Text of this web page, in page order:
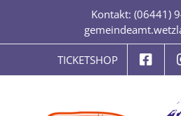
springen
Kontakt: (06441)
TICKETSHOP